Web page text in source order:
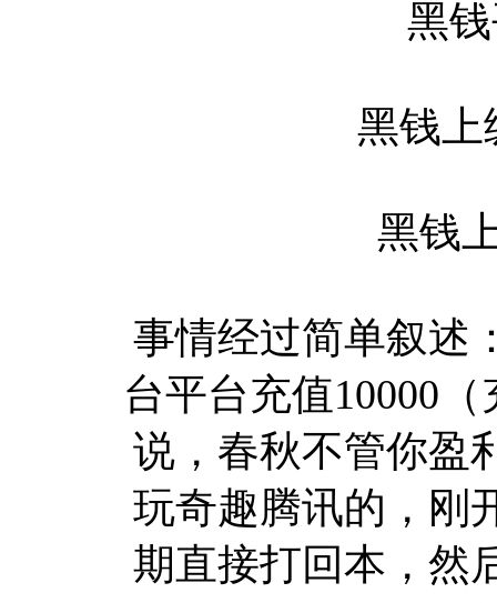
黑
黑钱上
黑钱
事情经过简单叙述
台平台充值10000
说，春秋不管你盈
玩奇趣腾讯的，刚
期直接打回本，然